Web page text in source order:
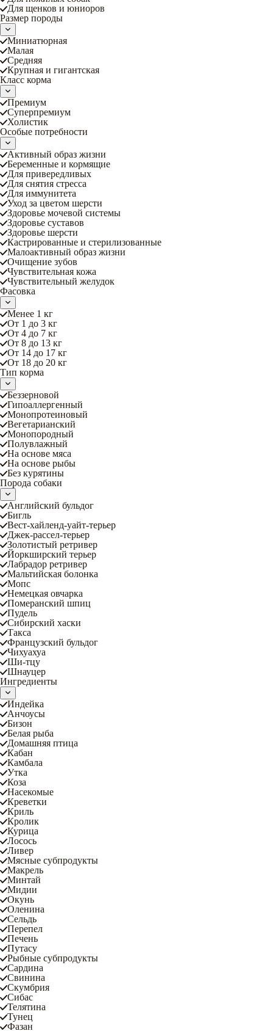
Для щенков и юниоров
Размер породы
Миниатюрная
Малая
Средняя
Крупная и гигантская
Класс корма
Премиум
Суперпремиум
Холистик
Особые потребности
Активный образ жизни
Беременные и кормящие
Для привередливых
Для снятия стресса
Для иммунитета
Уход за цветом шерсти
Здоровье мочевой системы
Здоровье суставов
Здоровье шерсти
Кастрированные и стерилизованные
Малоактивный образ жизни
Очищение зубов
Чувствительная кожа
Чувствительный желудок
Фасовка
Менее 1 кг
От 1 до 3 кг
От 4 до 7 кг
От 8 до 13 кг
От 14 до 17 кг
От 18 до 20 кг
Тип корма
Беззерновой
Гипоаллергенный
Монопротеиновый
Вегетарианский
Монопородный
Полувлажный
На основе мяса
На основе рыбы
Без курятины
Порода собаки
Английский бульдог
Бигль
Вест-хайленд-уайт-терьер
Джек-рассел-терьер
Золотистый ретривер
Йоркширский терьер
Лабрадор ретривер
Мальтийская болонка
Мопс
Немецкая овчарка
Померанский шпиц
Пудель
Сибирский хаски
Такса
Французский бульдог
Чихуахуа
Ши-тцу
Шнауцер
Ингредиенты
Индейка
Анчоусы
Бизон
Белая рыба
Домашняя птица
Кабан
Камбала
Утка
Коза
Насекомые
Креветки
Криль
Кролик
Курица
Лосось
Ливер
Мясные субпродукты
Макрель
Минтай
Мидии
Окунь
Оленина
Сельдь
Перепел
Печень
Путасу
Рыбные субпродукты
Сардина
Свинина
Скумбрия
Сибас
Телятина
Тунец
Фазан